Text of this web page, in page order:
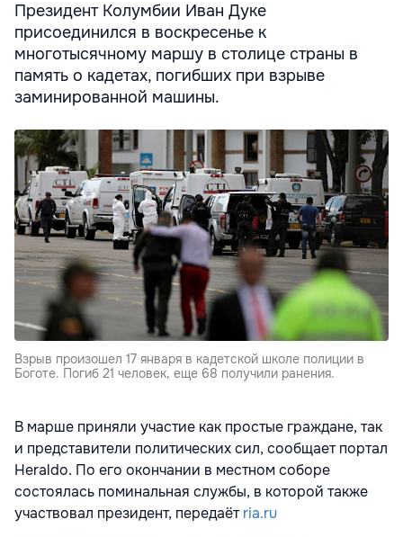
Президент Колумбии Иван Дуке
присоединился в воскресенье к
многотысячному маршу в столице страны в
память о кадетах, погибших при взрыве
заминированной машины.
Взрыв произошел 17 января в кадетской школе полиции в
Боготе. Погиб 21 человек, еще 68 получили ранения.
В марше приняли участие как простые граждане, так
и представители политических сил, сообщает портал
Heraldo. По его окончании в местном соборе
состоялась поминальная службы, в которой также
участвовал президент, передаётria.ru